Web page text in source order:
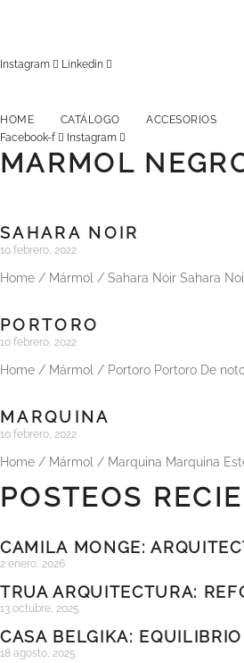
Instagram
Linkedin
HOME CATÁLOGO ACCESORIOS
Facebook-f
Instagram
MARMOL
SAHARA NOIR
10 febrero, 2022
Home / Mármol / Sahara Noir Sahara
PORTORO
10 febrero, 2022
Home / Mármol / Portoro Portoro De
MARQUINA
10 febrero, 2022
Home / Mármol / Marquina Marquina
POSTEOS
CAMILA MONGE:
2 enero, 2026
TRUA ARQUITECTURA:
13 octubre, 2025
CASA BELGIKA:
18 agosto, 2025